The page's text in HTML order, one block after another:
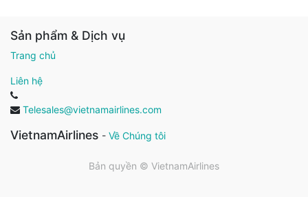
Sản phẩm & Dịch vụ
Trang chủ
Liên hệ
Telesales@vietnamairlines.com
VietnamAirlines - Về Chúng tôi
Bản quyền © VietnamAirlines